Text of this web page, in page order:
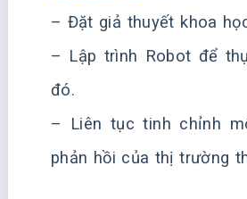
– Đặt giả thuyết khoa
– Lập trình Robot để
đó.
– Liên tục tinh chỉnh
phản hồi của thị trường